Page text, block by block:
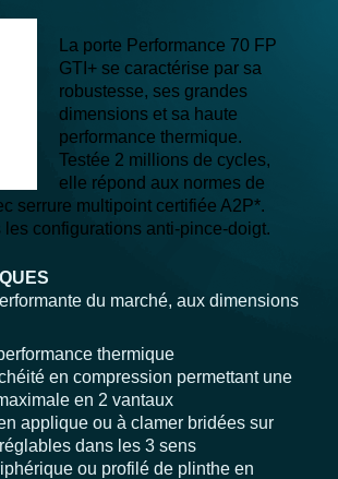
La porte Performance 70 FP
GTI+ se caractérise par sa
robustesse, ses grandes
dimensions et sa haute
performance thermique.
Testée 2 millions de cycles,
elle répond aux normes de
serrure multipoint certifiée A2P*.
les configurations anti-pince-doigt.
du marché, aux dimensions
thermique
en compression permettant une
en 2 vantaux
applique ou à clamer bridées sur
réglables dans les 3 sens
ou profilé de plinthe en